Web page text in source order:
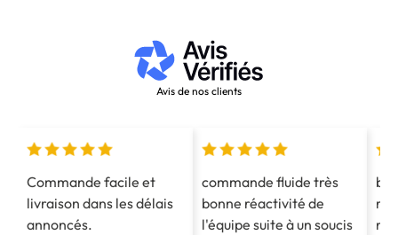
Avis de nos clients
Commande facile et
livraison dans les délais
annoncés.
commande fluide très
bonne réactivité de
l'équipe suite à un soucis